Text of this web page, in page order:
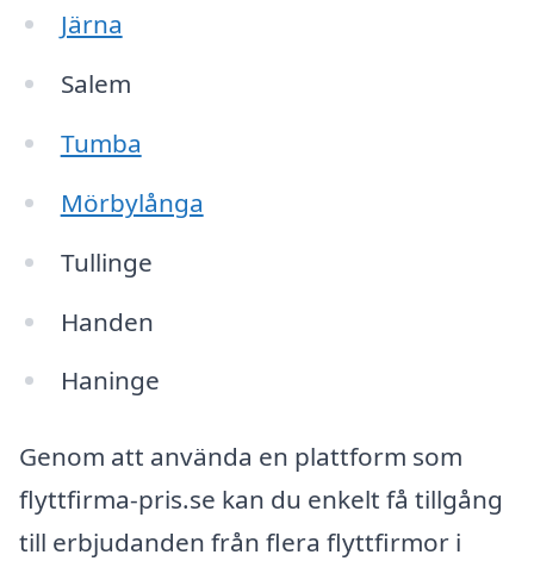
Järna
Salem
Tumba
Mörbylånga
Tullinge
Handen
Haninge
Genom att använda en plattform som
flyttfirma-pris.se kan du enkelt få tillgång
till erbjudanden från flera flyttfirmor i